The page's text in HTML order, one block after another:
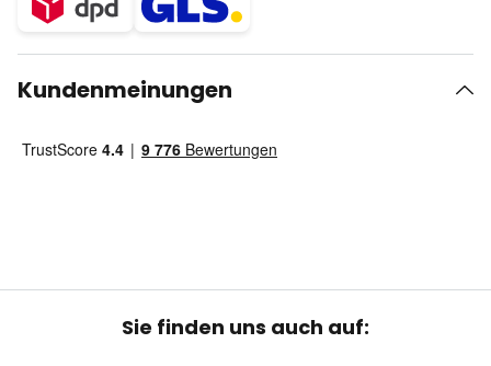
Kundenmeinungen
Sie finden uns auch auf: